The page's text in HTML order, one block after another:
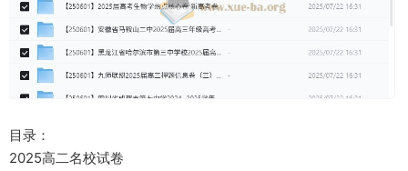
目录：
2025高二名校试卷